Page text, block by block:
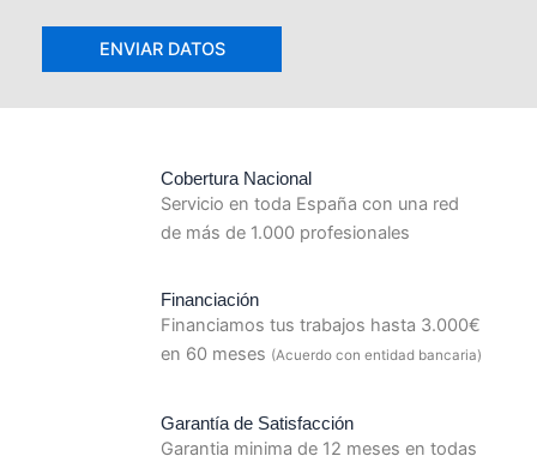
Cobertura Nacional
Servicio en toda España con una red
de más de 1.000 profesionales
Financiación
Financiamos tus trabajos hasta 3.000€
en 60 meses (Acuerdo con entidad bancaria)
Garantía de Satisfacción
Garantia minima de 12 meses en todas